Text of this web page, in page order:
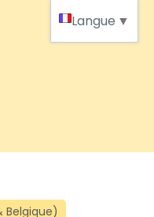
Langue ▼